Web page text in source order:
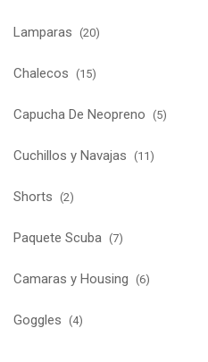
Lamparas (20)
Chalecos (15)
Capucha De Neopreno (5)
Cuchillos y Navajas (11)
Shorts (2)
Paquete Scuba (7)
Camaras y Housing (6)
Goggles (4)